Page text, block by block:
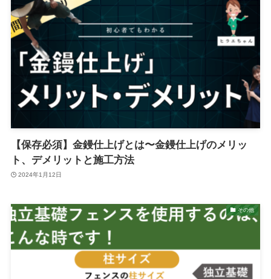
【保存必須】金鏝仕上げとは〜金鏝仕上げのメリッ
ト、デメリットと施工方法
2024年1月12日
その他